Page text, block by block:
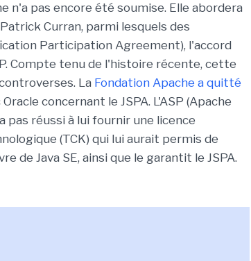
n'a pas encore été soumise. Elle abordera
Curran, parmi lesquels des
Participation Agreement), l'accord
Compte tenu de l'histoire récente, cette
La Fondation Apache a quitté
concernant le JSPA. L'ASP (Apache
réussi à lui fournir une licence
(TCK) qui lui aurait permis de
de Java SE, ainsi que le garantit le JSPA.